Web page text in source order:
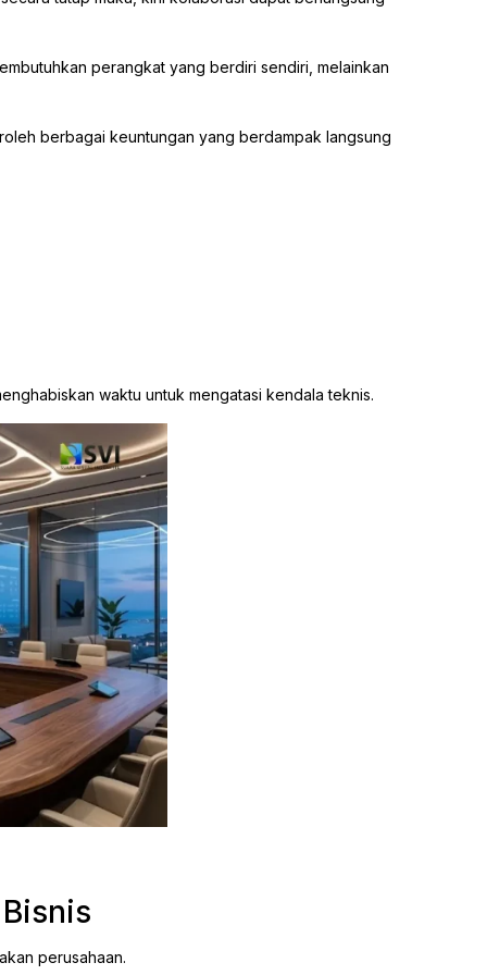
perangkat yang berdiri sendiri, melainkan
berbagai keuntungan yang berdampak langsung
waktu untuk mengatasi kendala teknis.
perusahaan.